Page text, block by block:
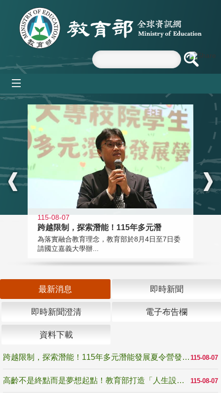
跳到主要內容區塊
:::
115-08-07
跨越限制，探索潛能！115年多元潛
為落實融合教育理念，教育部於8月4日至7日委
請國立嘉義大學辦...
最新消息 即時新聞
即時新聞澄清 電子布告欄
資料下載
115-08-07
跨越限制，探索潛能！115年多元潛能發展夏令營發掘生命無限可能
115-08-07
高齡不是終點而是夢想起點！教育部打造「人生設計夢工場」 參展第3屆高齡健康產業博覽會